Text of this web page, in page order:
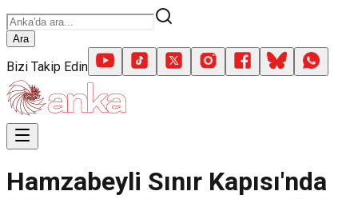
Ara
Bizi Takip Edin
Hamzabeyli Sınır Kapısı'nda